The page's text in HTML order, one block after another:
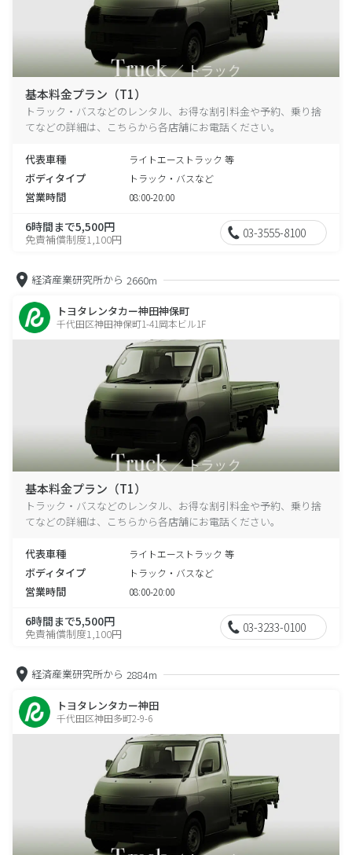
基本料金プラン（T1）
トラック・バスなどのレンタル、お得な割引料金や予約、乗り捨
てなどの詳細は、こちらから各店舗にお電話ください。
代表車種 ライトエーストラック 等
ボディタイプ トラック・バスなど
営業時間 08:00-20:00
6時間まで5,500円
免責補償制度1,100円 03-3555-8100
経済産業研究所から 2660m
トヨタレンタカー神田神保町
千代田区神田神保町1-41岡本ビル1F
基本料金プラン（T1）
トラック・バスなどのレンタル、お得な割引料金や予約、乗り捨
てなどの詳細は、こちらから各店舗にお電話ください。
代表車種 ライトエーストラック 等
ボディタイプ トラック・バスなど
営業時間 08:00-20:00
6時間まで5,500円
免責補償制度1,100円 03-3233-0100
経済産業研究所から 2884m
トヨタレンタカー神田
千代田区神田多町2-9-6